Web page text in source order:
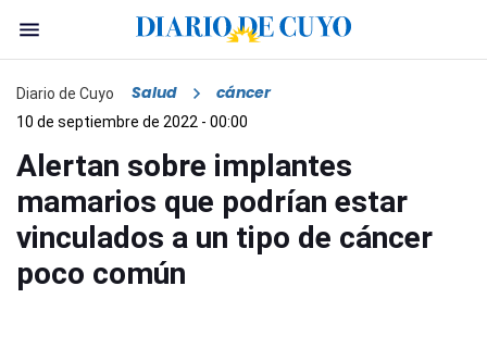
Diario de Cuyo Salud cáncer
10 de septiembre de 2022 - 00:00
Alertan sobre implantes
mamarios que podrían estar
vinculados a un tipo de cáncer
poco común